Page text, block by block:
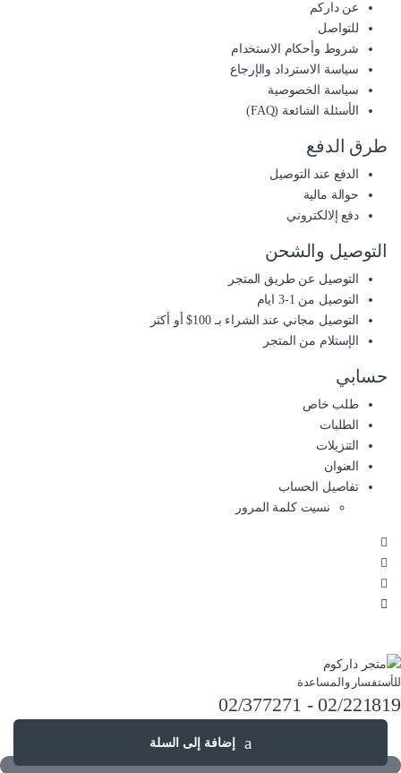
إضافة إلى السلة
عن داركم
للتواصل
شروط وأحكام الاستخدام
سياسة الاسترداد والإرجاع
سياسة الخصوصية
الأسئلة الشائعة (FAQ)
طرق الدفع
الدفع عند التوصيل
حوالة مالية
دفع إلالكتروني
التوصيل والشحن
التوصيل عن طريق المتجر
التوصيل من 1-3 ايام
التوصيل مجاني عند الشراء بـ 100$ أو أكثر
الإستلام من المتجر
حسابي
طلب خاص
الطلبات
التنزيلات
العنوان
تفاصيل الحساب
نسيت كلمة المرور
للأستفسار والمساعدة
02/221819 - 02/377271